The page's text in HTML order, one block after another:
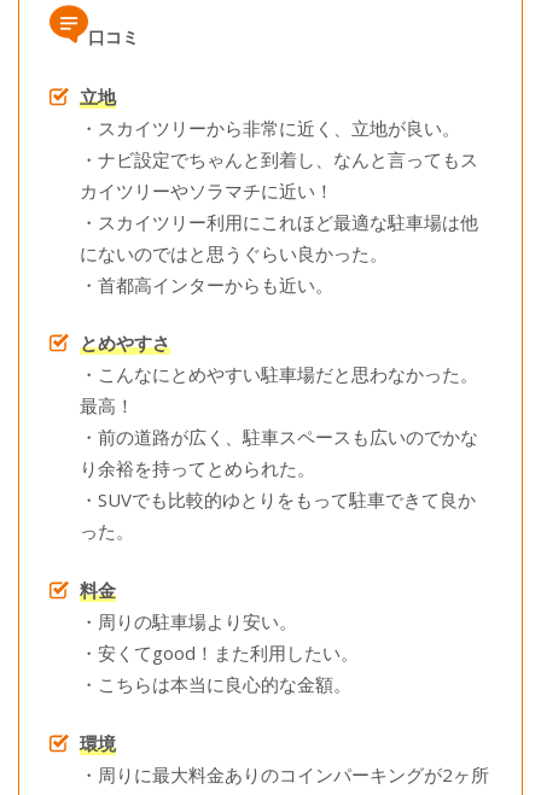
口コミ
立地
・スカイツリーから非常に近く、立地が良い。
・ナビ設定でちゃんと到着し、なんと言ってもス
カイツリーやソラマチに近い！
・スカイツリー利用にこれほど最適な駐車場は他
にないのではと思うぐらい良かった。
・首都高インターからも近い。
とめやすさ
・こんなにとめやすい駐車場だと思わなかった。
最高！
・前の道路が広く、駐車スペースも広いのでかな
り余裕を持ってとめられた。
・SUVでも比較的ゆとりをもって駐車できて良か
った。
料金
・周りの駐車場より安い。
・安くてgood！また利用したい。
・こちらは本当に良心的な金額。
環境
・周りに最大料金ありのコインパーキングが2ヶ所